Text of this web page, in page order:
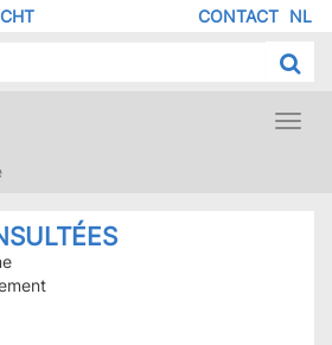
NL
DE
CONTACT